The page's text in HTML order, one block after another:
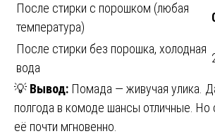
После стирки с порошком (любая
температура)
После стирки без порошка, холодная
вода
💡 Вывод: Помада — живучая улика.
полгода в комоде шансы отличные. Но
её почти мгновенно.